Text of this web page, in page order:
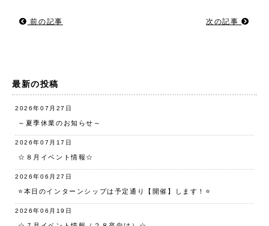
前の記事 次の記事
最新の投稿
2026年07月27日
～夏季休業のお知らせ～
2026年07月17日
☆８月イベント情報☆
2026年06月27日
⭐️本日のインターンシップは予定通り【開催】します！⭐️
2026年06月19日